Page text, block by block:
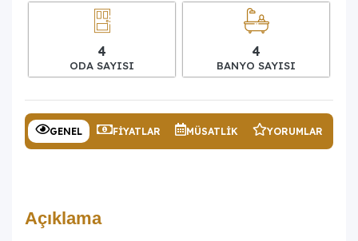
4
ODA SAYISI
4
BANYO SAYISI
GENEL FIYATLAR MÜSATLIK YORUMLAR
Açıklama